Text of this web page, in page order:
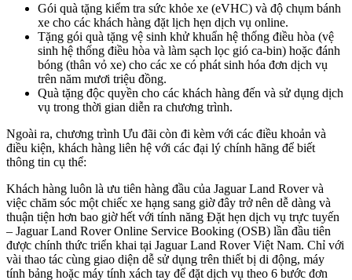
Gói quà tặng kiểm tra sức khỏe xe (eVHC) và độ chụm bánh
xe cho các khách hàng đặt lịch hẹn dịch vụ online.
Tặng gói quà tặng vệ sinh khử khuẩn hệ thống điều hòa (vệ
sinh hệ thống điều hòa và làm sạch lọc gió ca-bin) hoặc đánh
bóng (thân vỏ xe) cho các xe có phát sinh hóa đơn dịch vụ
trên năm mươi triệu đồng.
Quà tặng độc quyền cho các khách hàng đến và sử dụng dịch
vụ trong thời gian diễn ra chương trình.
Ngoài ra, chương trình Ưu đãi còn đi kèm với các điều khoản và
điều kiện, khách hàng liên hệ với các đại lý chính hãng để biết
thông tin cụ thể:
Khách hàng luôn là ưu tiên hàng đầu của Jaguar Land Rover và
việc chăm sóc một chiếc xe hạng sang giờ đây trở nên dễ dàng và
thuận tiện hơn bao giờ hết với tính năng Đặt hẹn dịch vụ trực tuyến
– Jaguar Land Rover Online Service Booking (OSB) lần đầu tiên
được chính thức triển khai tại Jaguar Land Rover Việt Nam. Chỉ với
vài thao tác cùng giao diện dễ sử dụng trên thiết bị di động, máy
tính bảng hoặc máy tính xách tay để đặt dịch vụ theo 6 bước đơn